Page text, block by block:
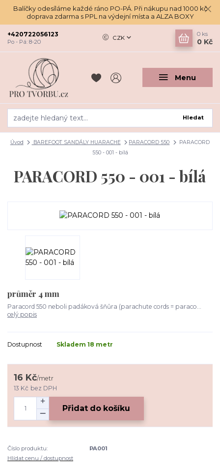
Balíčky odesíláme každé ráno PO-PÁ. Při nákupu nad 1000 kč
doprava zdarma s PPL na výdejní místa a ALZA BOXY
Menu
CZK
Hledat
+420722056123
Po - Pá: 8-20
0 ks
0 Kč
Úvod BAREFOOT SANDÁLY HUARACHE PARACORD 550
PARACORD
550 - 001 - bílá
PARACORD 550 - 001 - bílá
průměr 4 mm
Paracord 550 neboli padáková šňůra (parachute cords = paraco...
celý popis
Dostupnost Skladem 18 metr
16 Kč/metr
13 Kč bez DPH
Přidat do košíku
Číslo produktu:
PA001
Hlídat cenu / dostupnost